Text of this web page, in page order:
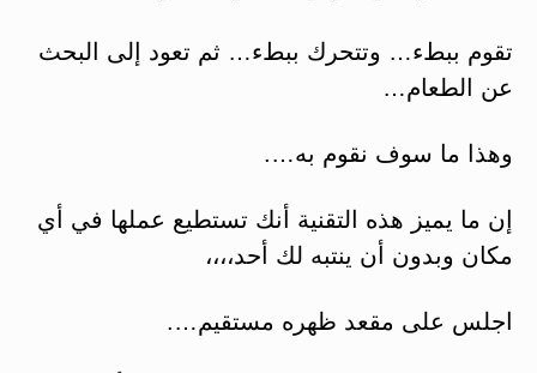
تقوم ببطء… وتتحرك ببطء… ثم تعود إلى البحث
عن الطعام…
وهذا ما سوف نقوم به….
إن ما يميز هذه التقنية أنك تستطيع عملها في أي
مكان وبدون أن ينتبه لك أحد،،،،
اجلس على مقعد ظهره مستقيم….